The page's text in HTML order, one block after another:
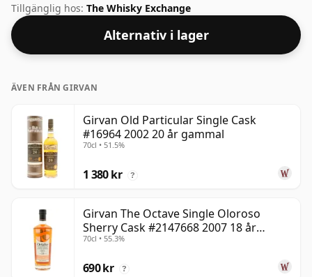
flaska med den icke-standardiserade styrkan på 59,7%.
Tillgänglig hos: The Whisky Exchange
Alternativ i lager
ÄVEN FRÅN GIRVAN
Girvan Old Particular Single Cask
#16964 2002 20 år gammal
70cl • 51.5%
1 380 kr ?
Girvan The Octave Single Oloroso
Sherry Cask #2147668 2007 18 år
gammal
70cl • 55.3%
690 kr ?